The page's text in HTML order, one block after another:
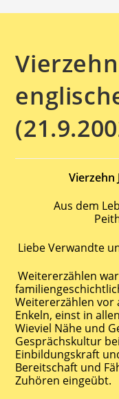
Vierzehn
Aus dem
Liebe Verwandte
Weitererzählen
Weitererzählen vor
Enkeln, einst in
Wieviel Nähe und
Gesprächskultur
Einbildungskraft
Bereitschaft und
Zuhören eingeübt.